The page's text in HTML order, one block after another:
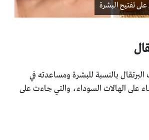
تفتيح البشرة
بالنسبة للبشرة ومساعدته ‏في
على الهالات السوداء، والتي جاءت على